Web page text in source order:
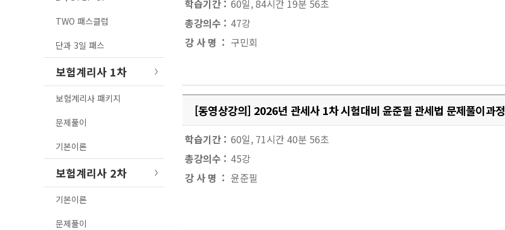
TWO 패스클럽
단과 3일 패스
보험계리사 1차
보험계리사 패키지
문제풀이
기본이론
보험계리사 2차
기본이론
문제풀이
학습기간 : 60일, 84시간 19분 56초
총강의수 : 47강
강 사 명 : 구민회
[동영상강의] 2026년 관세사 1차 시험대비 윤준필 관세법 문제풀이과정
학습기간 : 60일, 71시간 40분 56초
총강의수 : 45강
강 사 명 : 윤준필